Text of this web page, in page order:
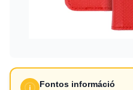
Fontos információ